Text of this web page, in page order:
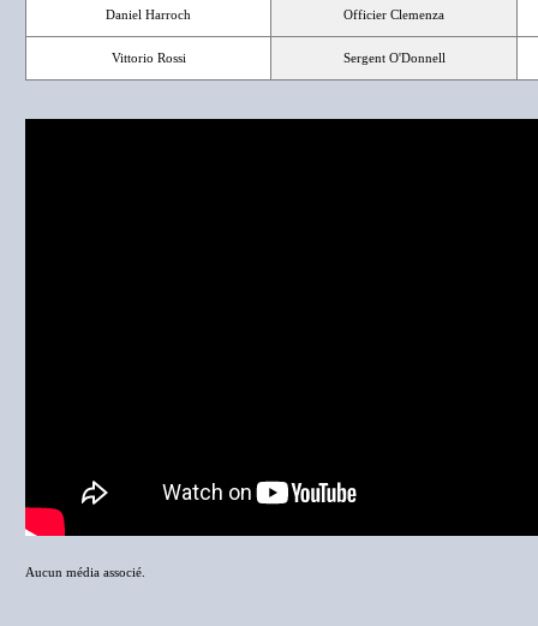
Daniel Harroch Officier Clemenza
Vittorio Rossi Sergent O'Donnell
Aucun média associé.